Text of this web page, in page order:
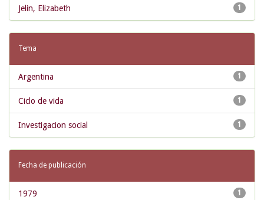
1
Jelin, Elizabeth
Tema
1
Argentina
1
Ciclo de vida
1
Investigacion social
Fecha de publicación
1
1979